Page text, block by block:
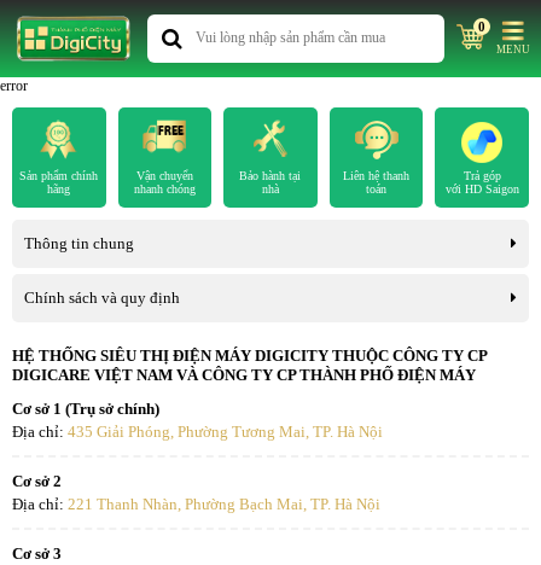
0
MENU
error
Sản phẩm chính
hãng
Vận chuyển
nhanh chóng
Bảo hành tại
nhà
Liên hệ thanh
toán
Trả góp
với HD Saigon
Thông tin chung
Chính sách và quy định
HỆ THỐNG SIÊU THỊ ĐIỆN MÁY DIGICITY THUỘC CÔNG TY CP
DIGICARE VIỆT NAM VÀ CÔNG TY CP THÀNH PHỐ ĐIỆN MÁY
Cơ sở 1 (Trụ sở chính)
Địa chỉ: 435 Giải Phóng, Phường Tương Mai, TP. Hà Nội
Cơ sở 2
Địa chỉ: 221 Thanh Nhàn, Phường Bạch Mai, TP. Hà Nội
Cơ sở 3